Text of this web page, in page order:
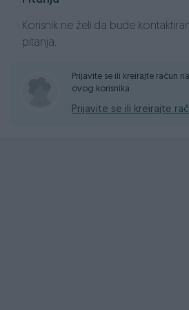
Korisnik ne želi da bude
pitanja.
Prijavite se ili kreirajte račun
ovog korisnika.
Prijavite se ili kreirajte